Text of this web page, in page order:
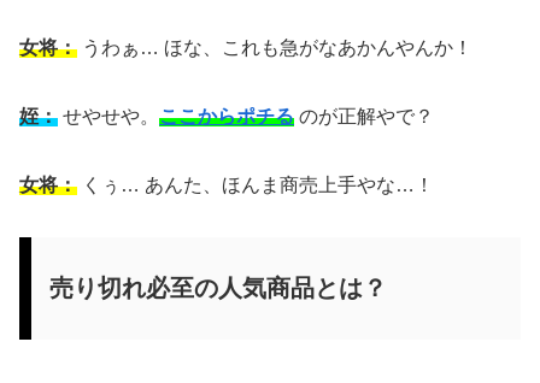
女将： うわぁ… ほな、これも急がなあかんやんか！
姪： せやせや。 ここからポチる のが正解やで？
女将： くぅ… あんた、ほんま商売上手やな…！
売り切れ必至の人気商品とは？